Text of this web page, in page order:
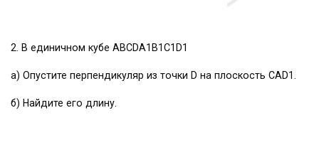
2. В единичном кубе ABCDA1B1C1D1
а) Опустите перпендикуляр из точки D на плоскость CAD1.
б) Найдите его длину.